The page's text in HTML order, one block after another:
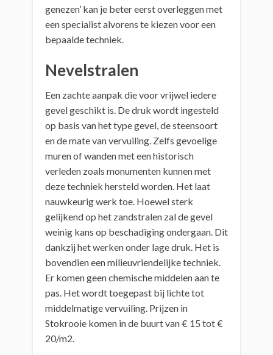
genezen’ kan je beter eerst overleggen met
een specialist alvorens te kiezen voor een
bepaalde techniek.
Nevelstralen
Een zachte aanpak die voor vrijwel iedere
gevel geschikt is. De druk wordt ingesteld
op basis van het type gevel, de steensoort
en de mate van vervuiling. Zelfs gevoelige
muren of wanden met een historisch
verleden zoals monumenten kunnen met
deze techniek hersteld worden. Het laat
nauwkeurig werk toe. Hoewel sterk
gelijkend op het zandstralen zal de gevel
weinig kans op beschadiging ondergaan. Dit
dankzij het werken onder lage druk. Het is
bovendien een milieuvriendelijke techniek.
Er komen geen chemische middelen aan te
pas. Het wordt toegepast bij lichte tot
middelmatige vervuiling. Prijzen in
Stokrooie komen in de buurt van € 15 tot €
20/m2.